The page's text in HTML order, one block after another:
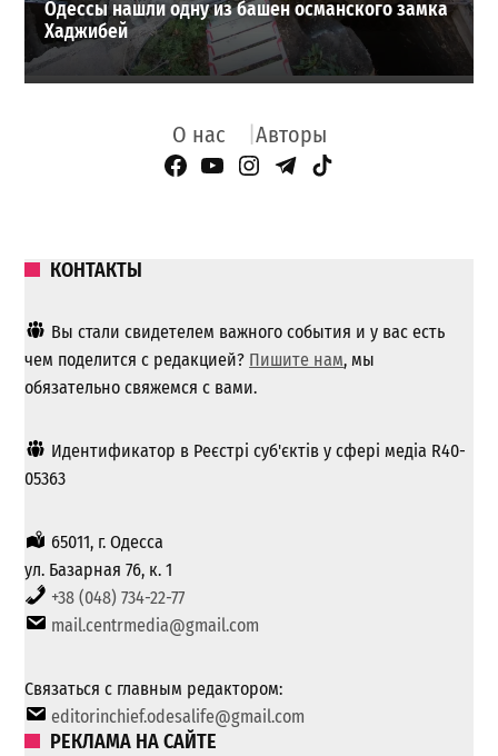
Одессы нашли одну из башен османского замка
Хаджибей
О нас Авторы
Facebook Page
YouTube
Instagram
Telegram
TikTok
КОНТАКТЫ
Вы стали свидетелем важного события и у вас есть
чем поделится с редакцией? Пишите нам, мы
обязательно свяжемся с вами.
Идентификатор в Реєстрі суб'єктів у сфері медіа R40-
05363
65011, г. Одесса
ул. Базарная 76, к. 1
+38 (048) 734-22-77
mail.centrmedia@gmail.com
Связаться с главным редактором:
editorinchief.odesalife@gmail.com
РЕКЛАМА НА САЙТЕ